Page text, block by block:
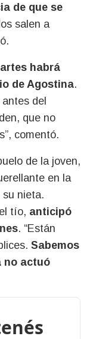
de que se
salen a
habrá
de Agostina.
del
que no
comentó.
de la joven,
en la
su nieta.
tío, anticipó
. “Están
Sabemos
no actuó